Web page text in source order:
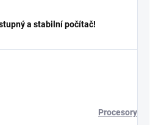
a stabilní počítač!
Procesory